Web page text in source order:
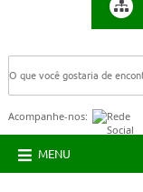
Acompanhe-nos:
MENU